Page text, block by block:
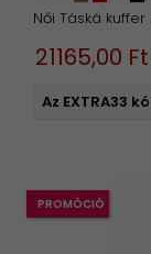
Női Táská kuffer
21165,00 Ft
Az EXTRA33
PROMÓCIÓ